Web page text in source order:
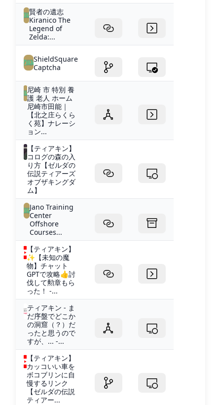
賢者の遺志
Kiranico The
Legend of
Zelda:...
ShieldSquare
Captcha
尼崎 市 特別 養
護 老人 ホーム
尼崎市田能｜
【北之庄らくら
く苑】ナレーシ
ョン...
【ティアキン】
コログの森の入
り方【ゼルダの
伝説ティアーズ
オブザキングダ
ム】
Jano Training
Center
Offshore
Courses...
【ティアキン】
✨【未知の魔
物】チャット
GPTで攻略👍討
伐して勲章もら
った！ -...
ティアキン - ま
だ序盤でどこか
の洞窟（？）だ
ったと思うので
すが、... -...
【ティアキン】
カッコいい車を
ボコブリンに自
慢するリンク
【ゼルダの伝説
ティアー...